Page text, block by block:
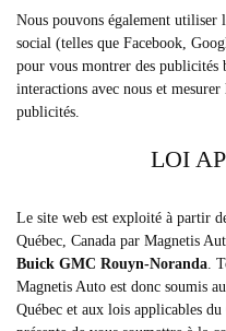
Nous pouvons également utiliser
social (telles que Facebook,
pour vous montrer des publicités
interactions avec nous et
publicités.
LOI
Le site web est exploité à partir
Québec, Canada par Magnetis
Buick GMC Rouyn-Noranda.
Magnetis Auto est donc soumis
Québec et aux lois applicables